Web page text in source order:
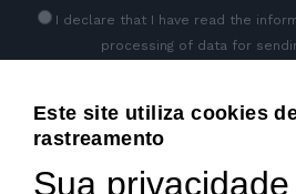
I declare that I have read the
processing of data for
Este site utiliza cookies
rastreamento
Sua